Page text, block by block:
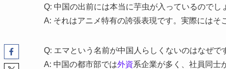
Q: 中国の出前には本当に芋虫が入っているのでし
A: それはアニメ特有の誇張表現です。実際にはそ
Q: エマという名前が中国人らしくないのはなぜで
A: 中国の都市部では外資系企業が多く、社員同士